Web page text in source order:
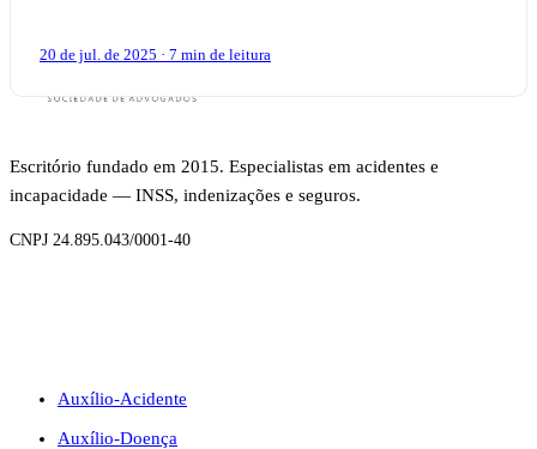
20 de jul. de 2025 · 7 min de leitura
Escritório fundado em 2015. Especialistas em acidentes e
incapacidade — INSS, indenizações e seguros.
CNPJ 24.895.043/0001-40
Auxílio-Acidente
Auxílio-Doença